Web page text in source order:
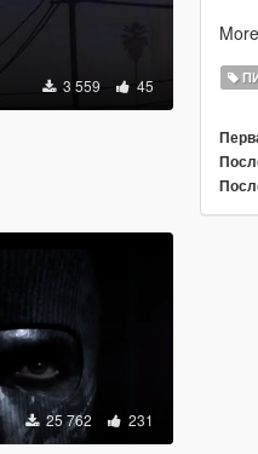
3 559 45
25 762 231